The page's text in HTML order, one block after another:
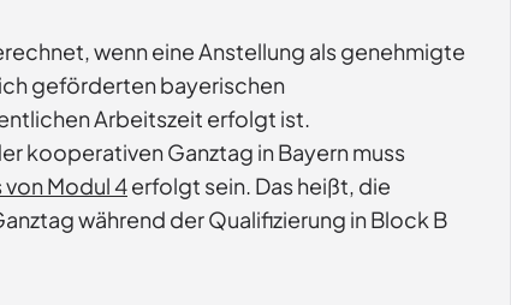
wenn eine Anstellung als genehmigte
geförderten bayerischen
Arbeitszeit erfolgt ist.
kooperativen Ganztag in Bayern muss
von Modul 4erfolgt sein. Das heißt, die
während der Qualifizierung in Block B